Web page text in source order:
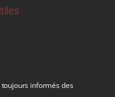
informés des